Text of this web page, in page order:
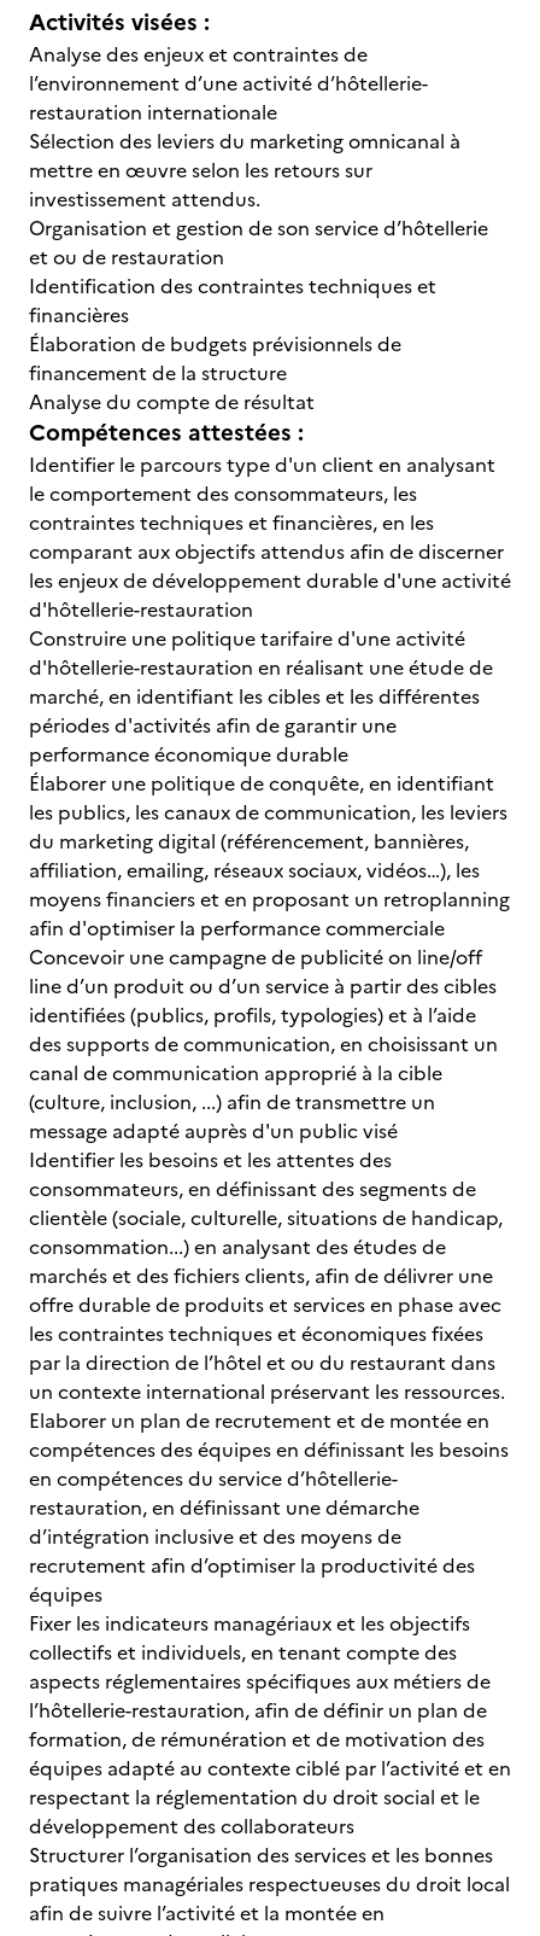
Activités visées :
Analyse des enjeux et contraintes de
l’environnement d’une activité d’hôtellerie-
restauration internationale
Sélection des leviers du marketing omnicanal à
mettre en œuvre selon les retours sur
investissement attendus.
Organisation et gestion de son service d’hôtellerie
et ou de restauration
Identification des contraintes techniques et
financières
Élaboration de budgets prévisionnels de
financement de la structure
Analyse du compte de résultat
Compétences attestées :
Identifier le parcours type d'un client en analysant
le comportement des consommateurs, les
contraintes techniques et financières, en les
comparant aux objectifs attendus afin de discerner
les enjeux de développement durable d'une activité
d'hôtellerie-restauration
Construire une politique tarifaire d'une activité
d'hôtellerie-restauration en réalisant une étude de
marché, en identifiant les cibles et les différentes
périodes d'activités afin de garantir une
performance économique durable
Élaborer une politique de conquête, en identifiant
les publics, les canaux de communication, les leviers
du marketing digital (référencement, bannières,
affiliation, emailing, réseaux sociaux, vidéos…), les
moyens financiers et en proposant un retroplanning
afin d'optimiser la performance commerciale
Concevoir une campagne de publicité on line/off
line d’un produit ou d’un service à partir des cibles
identifiées (publics, profils, typologies) et à l’aide
des supports de communication, en choisissant un
canal de communication approprié à la cible
(culture, inclusion, ...) afin de transmettre un
message adapté auprès d'un public visé
Identifier les besoins et les attentes des
consommateurs, en définissant des segments de
clientèle (sociale, culturelle, situations de handicap,
consommation...) en analysant des études de
marchés et des fichiers clients, afin de délivrer une
offre durable de produits et services en phase avec
les contraintes techniques et économiques fixées
par la direction de l’hôtel et ou du restaurant dans
un contexte international préservant les ressources.
Elaborer un plan de recrutement et de montée en
compétences des équipes en définissant les besoins
en compétences du service d’hôtellerie-
restauration, en définissant une démarche
d’intégration inclusive et des moyens de
recrutement afin d’optimiser la productivité des
équipes
Fixer les indicateurs managériaux et les objectifs
collectifs et individuels, en tenant compte des
aspects réglementaires spécifiques aux métiers de
l’hôtellerie-restauration, afin de définir un plan de
formation, de rémunération et de motivation des
équipes adapté au contexte ciblé par l’activité et en
respectant la réglementation du droit social et le
développement des collaborateurs
Structurer l’organisation des services et les bonnes
pratiques managériales respectueuses du droit local
afin de suivre l’activité et la montée en